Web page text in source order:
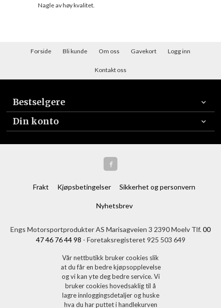
Nagle av høy kvalitet.
Forside Bli kunde Om oss Gavekort Logg inn
Kontakt oss
Bestselgere
Din konto
Frakt Kjøpsbetingelser Sikkerhet og personvern
Nyhetsbrev
Engs Motorsportprodukter AS Marisagveien 3 2390 Moelv Tlf.00
47 46 76 44 98 - Foretaksregisteret 925 503 649
Vår nettbutikk bruker cookies slik
at du får en bedre kjøpsopplevelse
og vi kan yte deg bedre service. Vi
bruker cookies hovedsaklig til å
lagre innloggingsdetaljer og huske
hva du har puttet i handlekurven